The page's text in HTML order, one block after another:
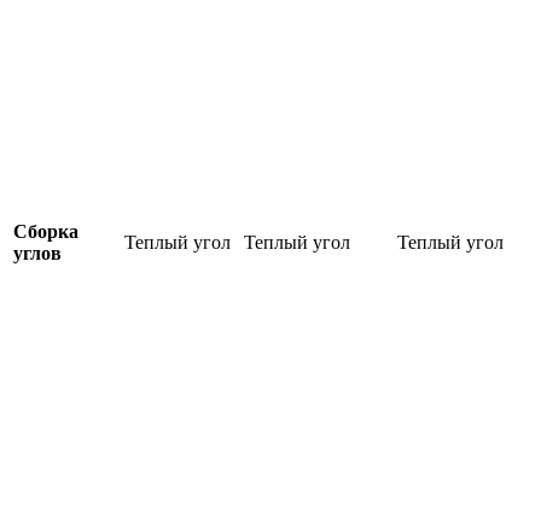
Сборка
углов
Теплый угол Теплый угол Теплый угол